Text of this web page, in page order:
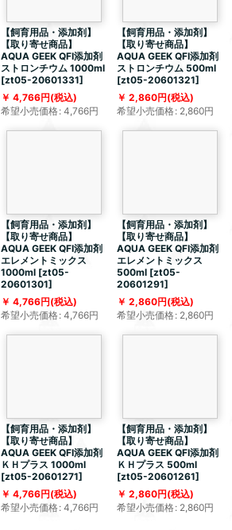
【飼育用品・添加剤】
【取り寄せ商品】
AQUA GEEK QFI添加剤
ストロンチウム 1000ml
[zt05-20601331]
4,766円(税込)
希望小売価格: 4,766円
【飼育用品・添加剤】
【取り寄せ商品】
AQUA GEEK QFI添加剤
ストロンチウム 500ml
[zt05-20601321]
2,860円(税込)
希望小売価格: 2,860円
【飼育用品・添加剤】
【取り寄せ商品】
AQUA GEEK QFI添加剤
エレメントミックス
1000ml [zt05-
20601301]
4,766円(税込)
希望小売価格: 4,766円
【飼育用品・添加剤】
【取り寄せ商品】
AQUA GEEK QFI添加剤
エレメントミックス
500ml [zt05-
20601291]
2,860円(税込)
希望小売価格: 2,860円
【飼育用品・添加剤】
【取り寄せ商品】
AQUA GEEK QFI添加剤
ＫＨプラス 1000ml
[zt05-20601271]
4,766円(税込)
希望小売価格: 4,766円
【飼育用品・添加剤】
【取り寄せ商品】
AQUA GEEK QFI添加剤
ＫＨプラス 500ml
[zt05-20601261]
2,860円(税込)
希望小売価格: 2,860円